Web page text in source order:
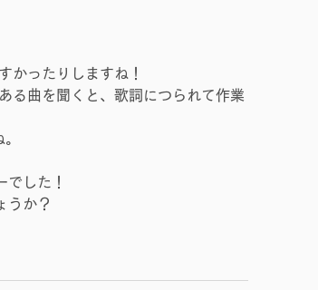
かったりしますね！
る曲を聞くと、歌詞につられて作業
でした！
うか？